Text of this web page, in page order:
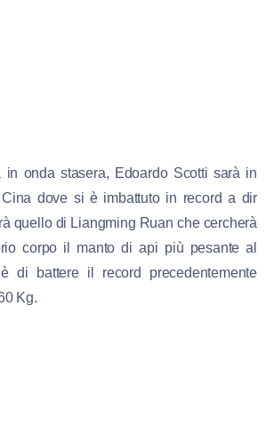
in onda stasera, Edoardo Scotti sarà in
dove si è imbattuto in record a dir
quello di Liangming Ruan che cercherà
corpo il manto di api più pesante al
è di battere il record precedentemente
Kg.